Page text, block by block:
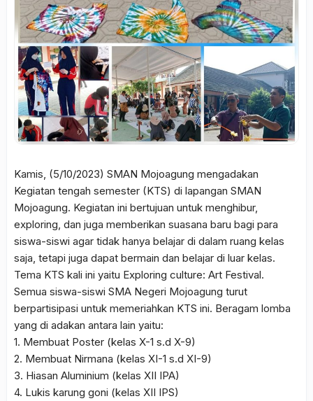
Kamis, (5/10/2023) SMAN Mojoagung mengadakan
Kegiatan tengah semester (KTS) di lapangan SMAN
Mojoagung. Kegiatan ini bertujuan untuk menghibur,
exploring, dan juga memberikan suasana baru bagi para
siswa-siswi agar tidak hanya belajar di dalam ruang kelas
saja, tetapi juga dapat bermain dan belajar di luar kelas.
Tema KTS kali ini yaitu Exploring culture: Art Festival.
Semua siswa-siswi SMA Negeri Mojoagung turut
berpartisipasi untuk memeriahkan KTS ini. Beragam lomba
yang di adakan antara lain yaitu:
1. Membuat Poster (kelas X-1 s.d X-9)
2. Membuat Nirmana (kelas XI-1 s.d XI-9)
3. Hiasan Aluminium (kelas XII IPA)
4. Lukis karung goni (kelas XII IPS)